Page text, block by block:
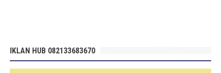
IKLAN HUB 082133683670